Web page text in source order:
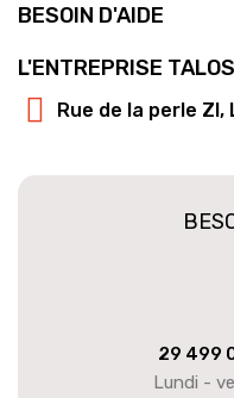
BESOIN D'AIDE
L'ENTREPRISE TALOS
Rue de la perle ZI,
29 499
Lundi -